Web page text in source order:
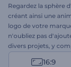
Regardez la sphère
créant ainsi une
logo de votre
n'oubliez pas
divers projets, y
ouvertures de
16:9